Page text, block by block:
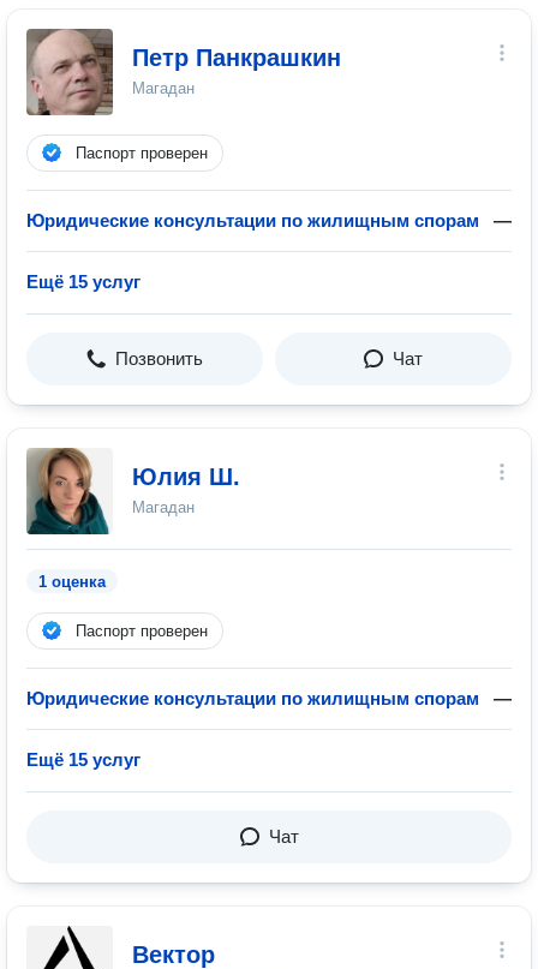
Петр Панкрашкин
Магадан
Паспорт проверен
Юридические консультации по жилищным спорам —
Ещё 15 услуг
Позвонить Чат
Юлия Ш.
Магадан
1 оценка
Паспорт проверен
Юридические консультации по жилищным спорам —
Ещё 15 услуг
Чат
Вектор